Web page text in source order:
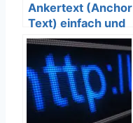
Ankertext (Anchor
Text) einfach und
verständlich
erklärt – SEO
Bedeutung